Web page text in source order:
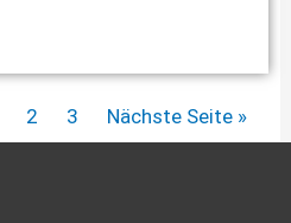
2 3 Nächste Seite »